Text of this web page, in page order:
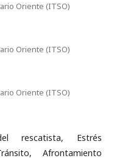
Oriente (ITSO)
Oriente (ITSO)
Oriente (ITSO)
rescatista, Estrés
Afrontamiento